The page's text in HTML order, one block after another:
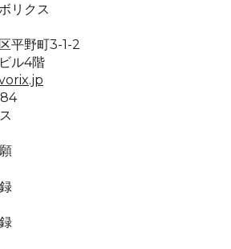
リクス
平野町3-1-2
ル4階